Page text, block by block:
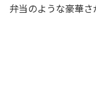
弁当のような豪華さ